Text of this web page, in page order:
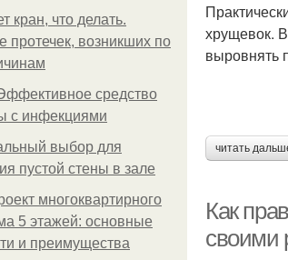
кран, что делать.
протечек, возникших по
средство
с инфекциями
выбор для
пустой стены в зале
многоквартирного
5 этажей: основные
и преимущества
хрущевок.
выровнять
читать
Как
своими